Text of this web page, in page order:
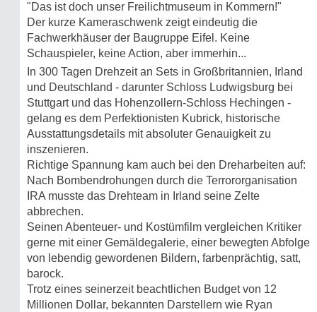
"Das ist doch unser Freilichtmuseum in Kommern!"
Der kurze Kameraschwenk zeigt eindeutig die
Fachwerkhäuser der Baugruppe Eifel. Keine
Schauspieler, keine Action, aber immerhin...
In 300 Tagen Drehzeit an Sets in Großbritannien, Irland
und Deutschland - darunter Schloss Ludwigsburg bei
Stuttgart und das Hohenzollern-Schloss Hechingen -
gelang es dem Perfektionisten Kubrick, historische
Ausstattungsdetails mit absoluter Genauigkeit zu
inszenieren.
Richtige Spannung kam auch bei den Dreharbeiten auf:
Nach Bombendrohungen durch die Terrororganisation
IRA musste das Drehteam in Irland seine Zelte
abbrechen.
Seinen Abenteuer- und Kostümfilm vergleichen Kritiker
gerne mit einer Gemäldegalerie, einer bewegten Abfolge
von lebendig gewordenen Bildern, farbenprächtig, satt,
barock.
Trotz eines seinerzeit beachtlichen Budget von 12
Millionen Dollar, bekannten Darstellern wie Ryan